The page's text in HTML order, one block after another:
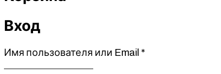
Вход
Имя пользователя или Email *Обязательно